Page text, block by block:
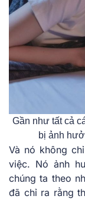
Gần như tất cả
bị ảnh
Và nó không
việc. Nó ảnh
chúng ta theo
đã chỉ ra rằng